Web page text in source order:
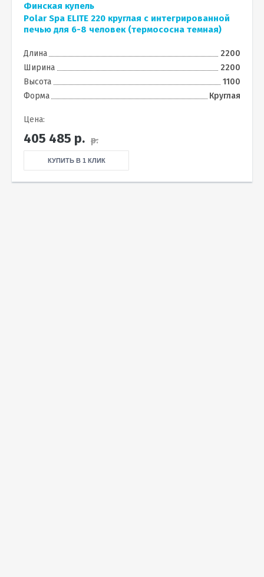
Финская купель
Polar Spa ELITE 220 круглая с интегрированной
печью для 6-8 человек (термососна темная)
Длина
2200
Ширина
2200
Высота
1100
Форма
Круглая
Цена:
405 485 р. р.
КУПИТЬ В 1 КЛИК